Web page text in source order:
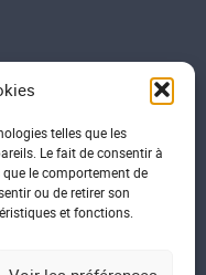
telles que les
Le fait de consentir à
le comportement de
ou de retirer son
et fonctions.